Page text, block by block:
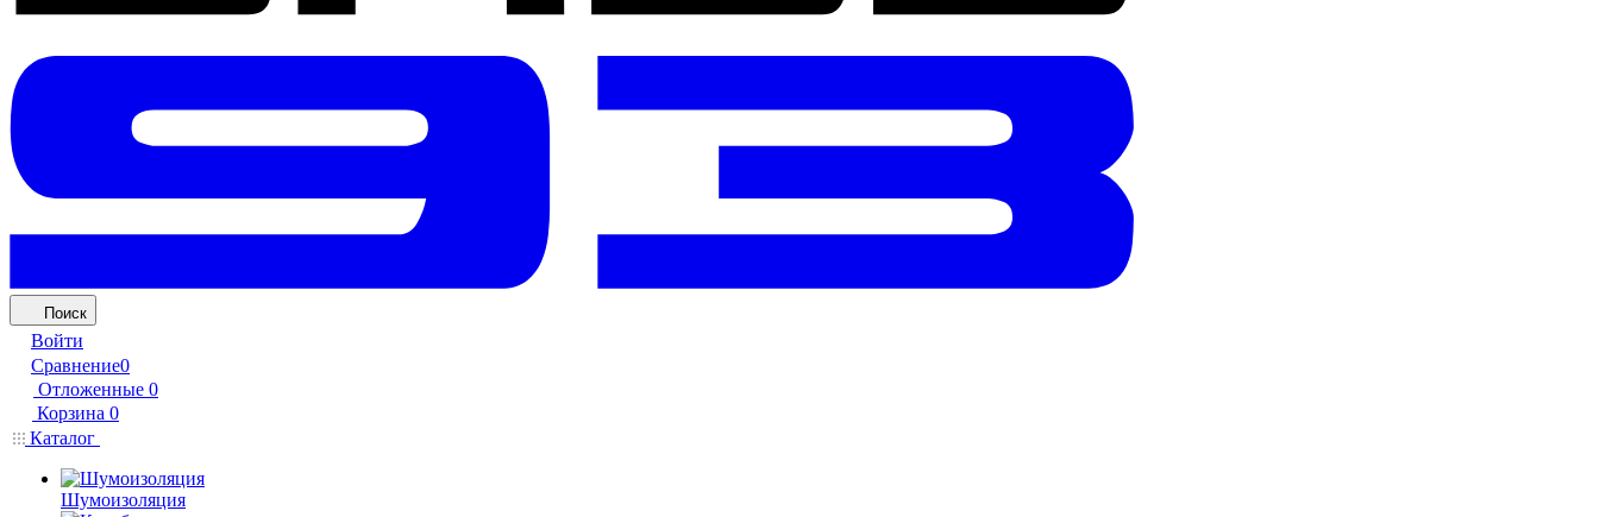
Поиск
Войти
Сравнение0
Отложенные 0
Корзина 0
Каталог
Шумоизоляция